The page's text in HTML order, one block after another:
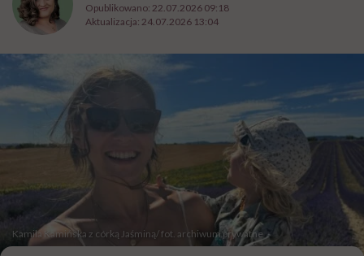
Opublikowano: 22.07.2026 09:18
Aktualizacja: 24.07.2026 13:04
Kamila Kamińska z córką Jaśminą/ fot. archiwum prywatne